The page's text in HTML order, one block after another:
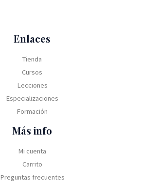
Enlaces
Tienda
Cursos
Lecciones
Especializaciones
Formación
Más info
Mi cuenta
Carrito
Preguntas frecuentes